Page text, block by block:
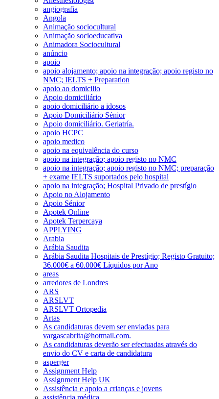
angiografia
Angola
Animação sociocultural
Animação socioeducativa
Animadora Sociocultural
anúncio
apoio
apoio alojamento; apoio na integração; apoio registo no
NMC; IELTS + Preparation
apoio ao domicilio
Apoio domiciliário
apoio domiciliário a idosos
Apoio Domiciliário Sénior
Apoio domiciliário. Geriatría.
apoio HCPC
apoio medico
apoio na equivalência do curso
apoio na integração; apoio registo no NMC
apoio na integração; apoio registo no NMC; preparação
+ exame IELTS suportados pelo hospital
apoio na integração; Hospital Privado de prestígio
Apoio no Alojamento
Apoio Sénior
Apotek Online
Apotek Terpercaya
APPLYING
Arabia
Arábia Saudita
Arábia Saudita Hospitais de Prestígio; Registo Gratuito;
36.000€ a 60.000€ Líquidos por Ano
areas
arredores de Londres
ARS
ARSLVT
ARSLVT Ortopedia
Artas
As candidaturas devem ser enviadas para
vargascabrita@hotmail.com.
As candidaturas deverão ser efectuadas através do
envio do CV e carta de candidatura
asperger
Assignment Help
Assignment Help UK
Assistência e apoio a crianças e jovens
assistência médica